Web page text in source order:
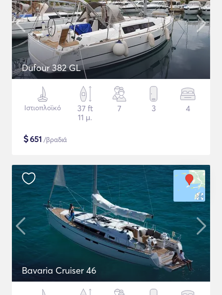
Dufour 382 GL
Ιστιοπλοϊκό
37 ft
11 μ.
7 3 4
$651 /βραδιά
Bavaria Cruiser 46